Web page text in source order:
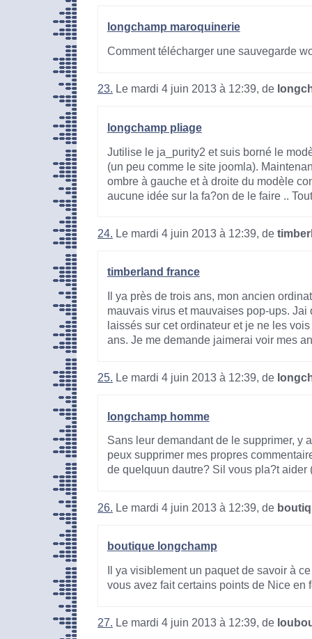
longchamp maroquinerie
Comment télécharger une sauvegarde
23. Le mardi 4 juin 2013 à 12:39, de
longchamp pliage
Jutilise le ja_purity2 et suis borné le
(un peu comme le site joomla).
ombre à gauche et à droite du modèle
aucune idée sur la fa?on de le faire ..
24. Le mardi 4 juin 2013 à 12:39, de
timberland france
Il ya près de trois ans, mon ancien
mauvais virus et mauvaises pop-ups. Jai
laissés sur cet ordinateur et je ne les
ans. Je me demande jaimerai voir mes
25. Le mardi 4 juin 2013 à 12:39, de
longchamp homme
Sans leur demandant de le supprimer, y
peux supprimer mes propres
de quelquun dautre? Sil vous pla?t aider
26. Le mardi 4 juin 2013 à 12:39, de
boutique longchamp
Il ya visiblement un paquet de savoir à
vous avez fait certains points de Nice en
27. Le mardi 4 juin 2013 à 12:39, de